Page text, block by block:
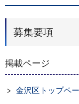
募集要項
掲載ページ
金沢区トップペ